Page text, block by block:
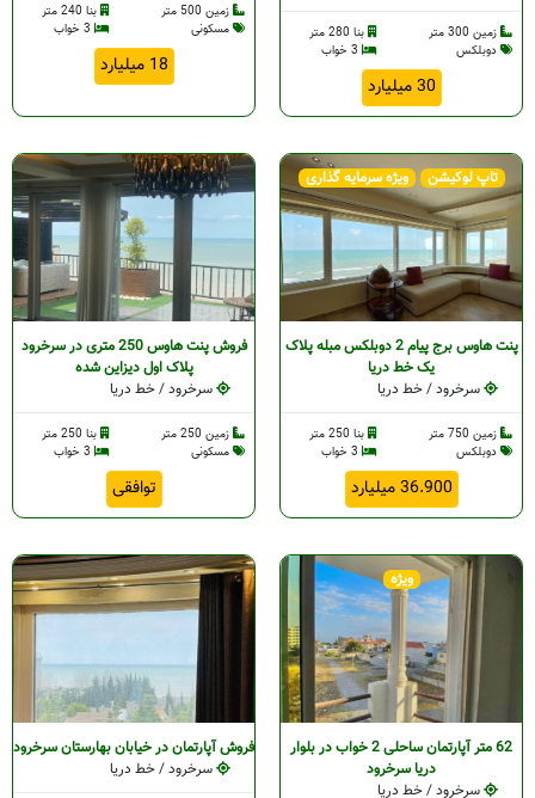
زمین 300 متر
بنا 280 متر
دوبلکس
30 میلیارد
زمین 500 متر
بنا 240 متر
مسکونی
18 میلیارد
تاپ لوکیشن ویژه سرمایه گذاری
پنت هاوس برج پیام 2 دوبلکس مبله پلاک
یک خط دریا
سرخرود / خط دریا
زمین 750 متر
بنا 250 متر
دوبلکس
36.900 میلیارد
فروش پنت هاوس 250 متری در سرخرود
پلاک اول دیزاین شده
سرخرود / خط دریا
زمین 250 متر
بنا 250 متر
مسکونی
توافقی
ویژه
62 متر آپارتمان ساحلی 2 خواب در بلوار
دریا سرخرود
سرخرود / خط دریا
فروش آپارتمان در خیابان بهارستان سرخرود
سرخرود / خط دریا